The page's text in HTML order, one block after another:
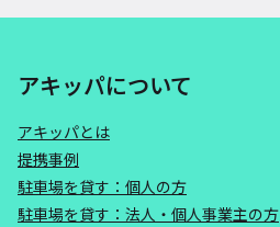
アキッパについて
アキッパとは
提携事例
駐車場を貸す：個人の方
駐車場を貸す：法人・個人事業主の方